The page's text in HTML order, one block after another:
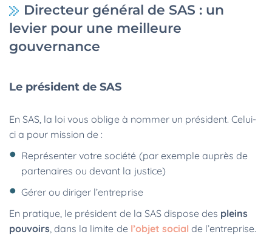
Directeur général de SAS : un
levier pour une meilleure
gouvernance
Le président de SAS
En SAS, la loi vous oblige à nommer un président. Celui-
ci a pour mission de :
Représenter votre société (par exemple auprès de
partenaires ou devant la justice)
Gérer ou diriger l’entreprise
En pratique, le président de la SAS dispose des pleins
pouvoirs, dans la limite de l’objet social de l’entreprise.